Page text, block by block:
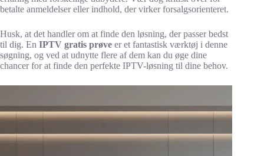
betalte anmeldelser eller indhold, der virker forsalgsorienteret.
Husk, at det handler om at finde den løsning, der passer bedst
til dig. En IPTV gratis prøve er et fantastisk værktøj i denne
søgning, og ved at udnytte flere af dem kan du øge dine
chancer for at finde den perfekte IPTV-løsning til dine behov.